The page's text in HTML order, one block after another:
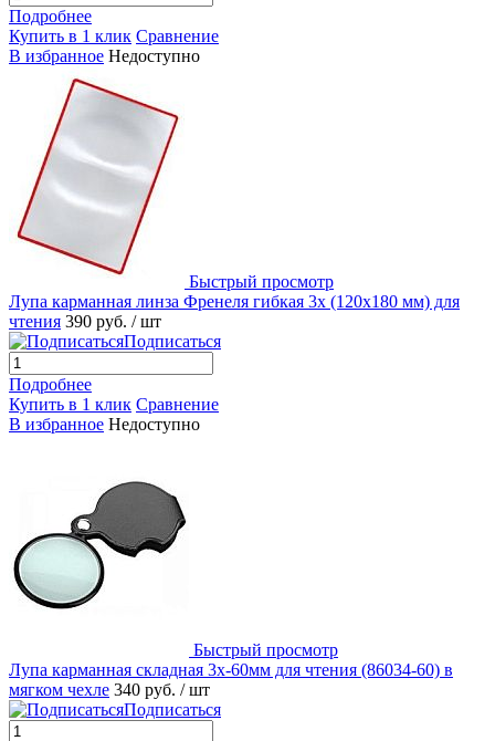
Подробнее
Купить в 1 клик Сравнение
В избранное Недоступно
Быстрый просмотр
Лупа карманная линза Френеля гибкая 3х (120х180 мм) для
чтения 390 руб. / шт
Подписаться
Подробнее
Купить в 1 клик Сравнение
В избранное Недоступно
Быстрый просмотр
Лупа карманная складная 3х-60мм для чтения (86034-60) в
мягком чехле 340 руб. / шт
Подписаться